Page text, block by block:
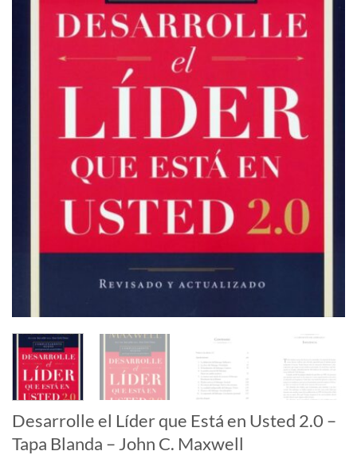
Desarrolle el Líder que Está en Usted 2.0 –
Tapa Blanda – John C. Maxwell